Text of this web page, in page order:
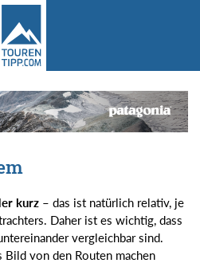
kurz – das ist natürlich relativ, je
Daher ist es wichtig, dass
vergleichbar sind.
von den Routen machen